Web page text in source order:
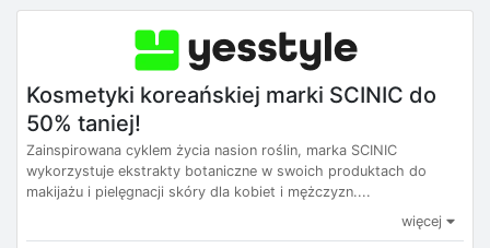
Kosmetyki koreańskiej marki SCINIC do
50% taniej!
Zainspirowana cyklem życia nasion roślin, marka SCINIC
wykorzystuje ekstrakty botaniczne w swoich produktach do
makijażu i pielęgnacji skóry dla kobiet i mężczyzn....
więcej